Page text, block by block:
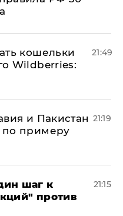
кошельки
Wildberries:
21:49
и Пакистан
по примеру
21:19
шаг к
против
21:15